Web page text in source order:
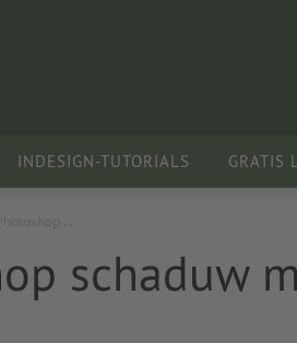
INDESIGN-TUTORIALS GRATIS
schaduw